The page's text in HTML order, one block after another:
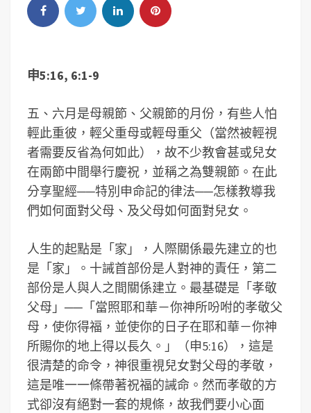
申5:16, 6:1-9
五、六月是母親節、父親節的月份，有些人怕
輕此重彼，輕父重母或輕母重父（當然被輕視
者需要反省為何如此），故不少教會甚或兒女
在兩節中間舉行慶祝，並稱之為雙親節。在此
分享聖經──特別申命記的律法──怎樣教導我
們如何面對父母、及父母如何面對兒女。
人生的起點是「家」，人際關係最先建立的也
是「家」。十誡首部份是人對神的責任，第二
部份是人與人之間關係建立。最基礎是「孝敬
父母」──「當照耶和華－你神所吩咐的孝敬父
母，使你得福，並使你的日子在耶和華－你神
所賜你的地上得以長久。」（申5:16），這是
很清楚的命令，神很重視兒女對父母的孝敬，
這是唯一一條帶著祝福的誡命。然而孝敬的方
式卻沒有絕對一套的規條，故我們要小心面